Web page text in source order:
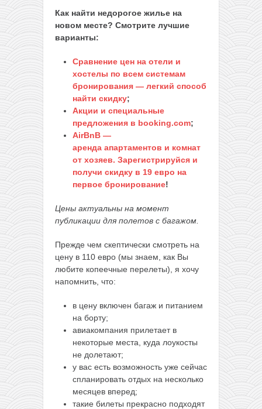
Как найти недорогое жилье на
новом месте? Смотрите лучшие
варианты:
Сравнение цен на отели и
хостелы по всем системам
бронирования — легкий способ
найти скидку;
Акции и специальные
предложения в booking.com;
AirBnB —
аренда апартаментов и комнат
от хозяев. Зарегистрируйся и
получи скидку в 19 евро на
первое бронирование!
Цены актуальны на момент
публикации для полетов с багажом.
Прежде чем скептически смотреть на
цену в 110 евро (мы знаем, как Вы
любите копеечные перелеты), я хочу
напомнить, что:
в цену включен багаж и питанием
на борту;
авиакомпания прилетает в
некоторые места, куда лоукосты
не долетают;
у вас есть возможность уже сейчас
спланировать отдых на несколько
месяцев вперед;
такие билеты прекрасно подходят